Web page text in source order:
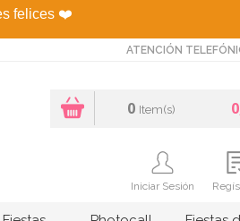
felices ❤️
ATENCIÓN
0 Item(s)
Iniciar Sesión